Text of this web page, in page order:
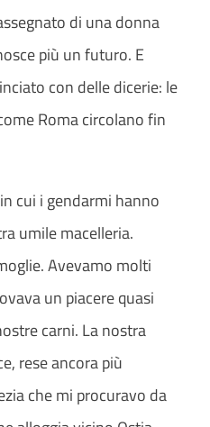
di una donna
più un futuro. E
con delle dicerie: le
Roma circolano fin
cui i gendarmi hanno
umile macelleria.
Avevamo molti
un piacere quasi
carni. La nostra
rese ancora più
che mi procuravo da